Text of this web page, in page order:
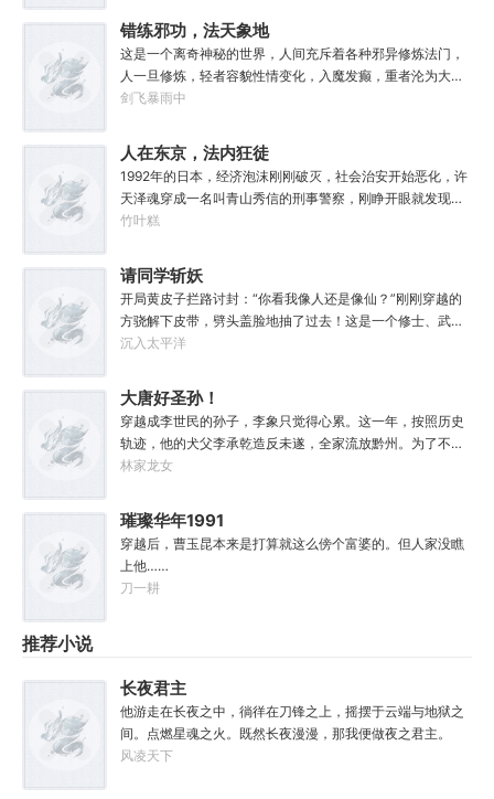
不仅能够和光一样大，甚至还能遮住光！”“我们从不敲诈勒
索任何人，我们赚到的每一分钱，在良心上都能过的去。”如
果有人在夜晚敲响你的房门，他们要么为你带来我的问候，
要么为你的狂妄带来毁灭。至于你会得到什么，这要看你怎
么选，我的朋友！
错练邪功，法天象地
这是一个离奇神秘的世界，人间充斥着各种邪异修炼法门，
人一旦修炼，轻者容貌性情变化，入魔发癫，重者沦为大
药，供邪魔采食……段云穿越而来，意外得到一本大药功法
的情况下，让这功法脱胎换骨，玉剑指路，洞穿一切。后来
他学成的功法越来越多，怀揣“达者兼济天下”的理念，段云
从不藏私，传武天下。谁曾想……“段魔头误我！他告诉我这
桩功滋阴壮阳，如今我却只能蹲着尿尿，呜呜......”“这本《七
分归元气》是那魔头教的我，我如今不是被杀就是踩屎，神
万妙宫的仙子本来要举宫飞天的，结果却一夜间入了魔，沦
为妖女，这都是段老魔的手笔！”……段云很是不解，自己不
过练练武，传传功，偶尔法天象地一下，怎么就成了罄竹难
书的魔头了呢？这是污蔑！同样的功法，为什么我就没有问
剑飞暴雨中
人在东京，法内狂徒
1992年的日本，经济泡沫刚刚破灭，社会治安开始恶化，许
天泽魂穿成一名叫青山秀信的刑事警察，刚睁开眼就发现自
己正被五花大绑着……新世纪初有权威杂志称：从90年代开
位传奇人物。对此部分日本国民表示：八嘎！我们宁愿再失
去100年也不想要这个国贼！
竹叶糕
请同学斩妖
开局黄皮子拦路讨封：“你看我像人还是像仙？”刚刚穿越的
方骁解下皮带，劈头盖脸地抽了过去！这是一个修士、武者
和凡人并存，妖魔鬼怪横行的危险世界。幸好方骁带来的物
刺】【破甲、流血、伤蚀】【铜头皮带】【疼痛、恐惧、断
骨】【赤子心册】【万武不惑、万法不入、万邪不侵】
【……】杀死妖怪就能得到经验，修炼功法可以加点晋升。
方骁由此踏上了一条斩妖除魔、日月换新的逆天之路！
————————“方骁同学，大事不妙，上古妖皇出世
沉入太平洋
大唐好圣孙！
穿越成李世民的孙子，李象只觉得心累。这一年，按照历史
轨迹，他的犬父李承乾造反未遂，全家流放黔州。为了不被
犬父连累，李象决定先一步对东宫夫子发动激昂！你不是喜
战斗！第二步，恨爹不成钢！多年以后，早已登基为帝的李
象回想起这段时光，总是会感慨。这个家没我，迟早得散！
林家龙女
璀璨华年1991
穿越后，曹玉昆本来是打算就这么傍个富婆的。但人家没瞧
上他……
刀一耕
推荐小说
长夜君主
他游走在长夜之中，徜徉在刀锋之上，摇摆于云端与地狱之
间。点燃星魂之火。既然长夜漫漫，那我便做夜之君主。
风凌天下